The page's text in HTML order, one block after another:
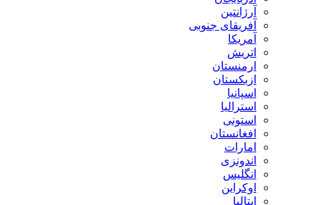
آرژانتین
آفریقای جنوبی
آمریکا
اتریش
ارمنستان
ازبکستان
اسپانیا
استرالیا
استونی
افغانستان
امارات
اندونزی
انگلیس
اوکراین
ایتالیا